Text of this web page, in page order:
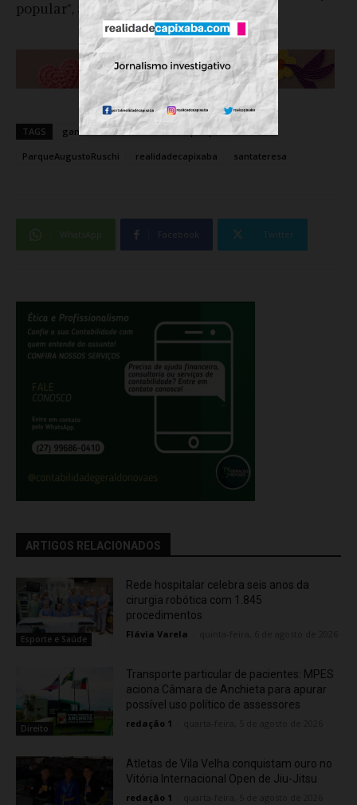
popular”, afirmou Gandini.
TAGS gandini movimentosalveoparque
ParqueAugustoRuschi realidadecapixaba santateresa
Facebook Twitter
ARTIGOS RELACIONADOS
Esporte e Saúde
Rede hospitalar celebra seis anos da
cirurgia robótica com 1.845
procedimentos
Flávia Varela
Direito
Transporte particular de pacientes: MPES
aciona Câmara de Anchieta para apurar
possível uso político de assessores
redação 1
Atletas de Vila Velha conquistam ouro no
Vitória Internacional Open de Jiu-Jitsu
redação 1